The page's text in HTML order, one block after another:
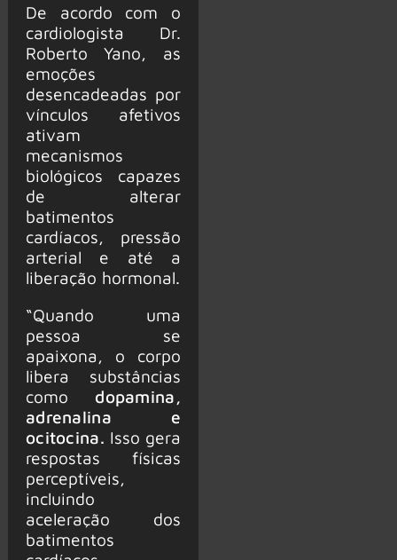
De acordo com o
cardiologista Dr.
Roberto Yano, as
emoções
desencadeadas por
vínculos afetivos
ativam
mecanismos
biológicos capazes
de alterar
batimentos
cardíacos, pressão
arterial e até a
liberação hormonal.
“Quando uma
pessoa se
apaixona, o corpo
libera substâncias
como dopamina,
adrenalina e
ocitocina. Isso gera
respostas físicas
perceptíveis,
incluindo
aceleração dos
batimentos